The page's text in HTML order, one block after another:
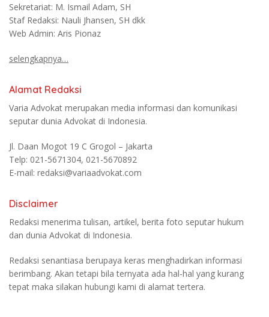
Sekretariat: M. Ismail Adam, SH
Staf Redaksi: Nauli Jhansen, SH dkk
Web Admin: Aris Pionaz
selengkapnya…
Alamat Redaksi
Varia Advokat merupakan media informasi dan komunikasi
seputar dunia Advokat di Indonesia.
Jl. Daan Mogot 19 C Grogol – Jakarta
Telp: 021-5671304, 021-5670892
E-mail: redaksi@variaadvokat.com
Disclaimer
Redaksi menerima tulisan, artikel, berita foto seputar hukum
dan dunia Advokat di Indonesia.
Redaksi senantiasa berupaya keras menghadirkan informasi
berimbang. Akan tetapi bila ternyata ada hal-hal yang kurang
tepat maka silakan hubungi kami di alamat tertera.